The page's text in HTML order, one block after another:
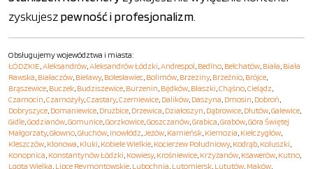
zyskujeszpewność i profesjonalizm
Obsługujemy województwa i miasta:
ŁÓDZKIE,Aleksandrów,Aleksandrów Łódzki,Andrespol, Bedlno, Bełchatów, Biała, Biała
Rawska, Białaczów, Bielawy, Bolesławiec, Bolimów, Brzeziny, Brzeźnio, Brójce,
Brąszewice, Buczek, Budziszewice, Burzenin, Będków, Błaszki,Chąśno,Cielądz,
Czarnocin,Czarnożyły,Czastary,Czerniewice, Dalików, Daszyna, Dmosin, Dobroń,
Dobryszyce, Domaniewice, Drużbice, Drzewica, Działoszyn, Dąbrowice, Dłutów,Galewice,
Gidle,Godzianów,Gomunice,Gorzkowice,Goszczanów,Grabica,Grabów,Góra Świętej
Małgorzaty,Głowno,Głuchów, Inowłódz,Jeżów, Kamieńsk, Kiernozia, Kiełczygłów,
Kleszczów, Klonowa, Kluki, Kobiele Wielkie, Kocierzew Południowy, Kodrąb, Koluszki,
Konopnica, Konstantynów Łódzki, Kowiesy, Krośniewice, Krzyżanów, Ksawerów, Kutno,
Lgota Wielka, Lipce Reymontowskie, Lubochnia, Lutomiersk, Lututów, Maków,